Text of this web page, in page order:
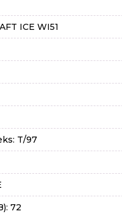
ICE WI51
T/97
72